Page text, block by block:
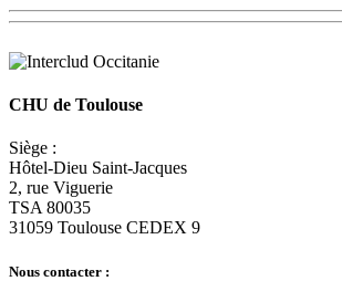
CHU de Toulouse
Siège :
Hôtel-Dieu Saint-Jacques
2, rue Viguerie
TSA 80035
31059 Toulouse CEDEX 9
Nous contacter :